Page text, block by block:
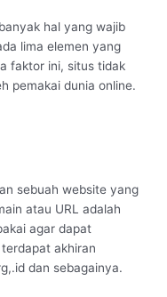
hal yang wajib
lima elemen yang
faktor ini, situs tidak
pemakai dunia online.
sebuah website yang
atau URL adalah
agar dapat
akhiran
dan sebagainya.